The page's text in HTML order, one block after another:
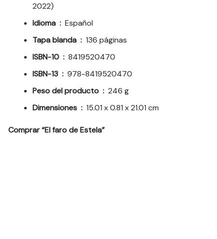
2022)
Idioma ‏ : ‎Español
Tapa blanda ‏ : ‎136 páginas
ISBN-10 ‏ : ‎8419520470
ISBN-13 ‏ : ‎978-8419520470
Peso del producto ‏ : ‎246 g
Dimensiones ‏ : ‎15.01 x 0.81 x 21.01 cm
Comprar “El faro de Estela”